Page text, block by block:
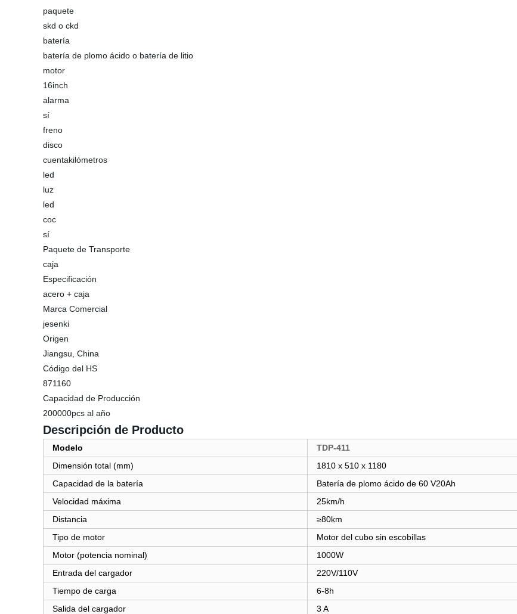
paquete
skd o ckd
batería
batería de plomo ácido o batería de litio
motor
16inch
alarma
sí
freno
disco
cuentakilómetros
led
luz
led
coc
sí
Paquete de Transporte
caja
Especificación
acero + caja
Marca Comercial
jesenki
Origen
Jiangsu, China
Código del HS
871160
Capacidad de Producción
200000pcs al año
Descripción de Producto
Modelo
TDP-411
Dimensión total (mm)
1810 x 510 x 1180
Capacidad de la batería
Batería de plomo ácido de 60 V20Ah
Velocidad máxima
25km/h
Distancia
≥80km
Tipo de motor
Motor del cubo sin escobillas
Motor (potencia nominal)
1000W
Entrada del cargador
220V/110V
Tiempo de carga
6-8h
Salida del cargador
3 A